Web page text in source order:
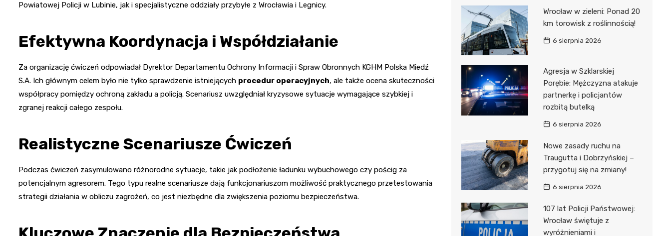
Powiatowej Policji w Lubinie, jak i specjalistyczne oddziały przybyłe z Wrocławia i Legnicy.
Efektywna Koordynacja i Współdziałanie
Za organizację ćwiczeń odpowiadał Dyrektor Departamentu Ochrony Informacji i Spraw Obronnych KGHM Polska Miedź
S.A. Ich głównym celem było nie tylko sprawdzenie istniejących procedur operacyjnych, ale także ocena skuteczności
współpracy pomiędzy ochroną zakładu a policją. Scenariusz uwzględniał kryzysowe sytuacje wymagające szybkiej i
zgranej reakcji całego zespołu.
Realistyczne Scenariusze Ćwiczeń
Podczas ćwiczeń zasymulowano różnorodne sytuacje, takie jak podłożenie ładunku wybuchowego czy pościg za
potencjalnym agresorem. Tego typu realne scenariusze dają funkcjonariuszom możliwość praktycznego przetestowania
strategii działania w obliczu zagrożeń, co jest niezbędne dla zwiększenia poziomu bezpieczeństwa.
Wrocław w zieleni: Ponad 20
km torowisk z roślinnością!
6 sierpnia 2026
Agresja w Szklarskiej
Porębie: Mężczyzna atakuje
partnerkę i policjantów
rozbitą butelką
6 sierpnia 2026
Nowe zasady ruchu na
Traugutta i Dobrzyńskiej –
przygotuj się na zmiany!
6 sierpnia 2026
107 lat Policji Państwowej:
Wrocław świętuje z
wyróżnieniami i